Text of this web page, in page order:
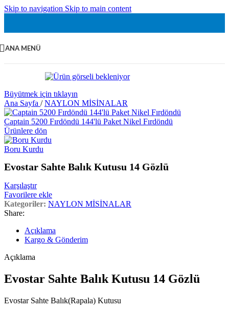
Skip to navigation Skip to main content
ANA MENÜ
Büyütmek için tıklayın
Ana Sayfa / NAYLON MİSİNALAR
Captain 5200 Fırdöndü 144'lü Paket Nikel Fırdöndü
Ürünlere dön
Boru Kurdu
Evostar Sahte Balık Kutusu 14 Gözlü
Karşılaştır
Favorilere ekle
Kategoriler: NAYLON MİSİNALAR
Share:
Açıklama
Kargo & Gönderim
Açıklama
Evostar Sahte Balık Kutusu 14 Gözlü
Evostar Sahte Balık(Rapala) Kutusu